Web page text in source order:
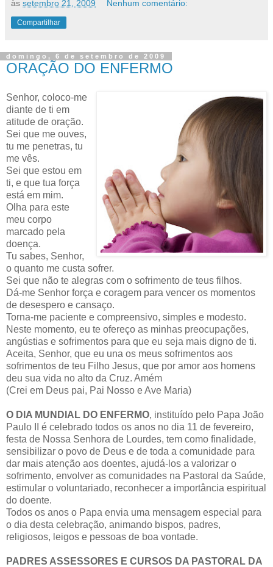
às setembro 21, 2009 Nenhum comentário:
Compartilhar
domingo, 6 de setembro de 2009
ORAÇÃO DO ENFERMO
Senhor, coloco-me
diante de ti em
atitude de oração.
Sei que me ouves,
tu me penetras, tu
me vês.
Sei que estou em
ti, e que tua força
está em mim.
Olha para este
meu corpo
marcado pela
doença.
Tu sabes, Senhor,
o quanto me custa sofrer.
Sei que não te alegras com o sofrimento de teus filhos.
Dá-me Senhor força e coragem para vencer os momentos
de desespero e cansaço.
Torna-me paciente e compreensivo, simples e modesto.
Neste momento, eu te ofereço as minhas preocupações,
angústias e sofrimentos para que eu seja mais digno de ti.
Aceita, Senhor, que eu una os meus sofrimentos aos
sofrimentos de teu Filho Jesus, que por amor aos homens
deu sua vida no alto da Cruz. Amém
(Crei em Deus pai, Pai Nosso e Ave Maria)
O DIA MUNDIAL DO ENFERMO, instituído pelo Papa João
Paulo II é celebrado todos os anos no dia 11 de fevereiro,
festa de Nossa Senhora de Lourdes, tem como finalidade,
sensibilizar o povo de Deus e de toda a comunidade para
dar mais atenção aos doentes, ajudá-los a valorizar o
sofrimento, envolver as comunidades na Pastoral da Saúde,
estimular o voluntariado, reconhecer a importância espiritual
do doente.
Todos os anos o Papa envia uma mensagem especial para
o dia desta celebração, animando bispos, padres,
religiosos, leigos e pessoas de boa vontade.
PADRES ASSESSORES E CURSOS DA PASTORAL DA